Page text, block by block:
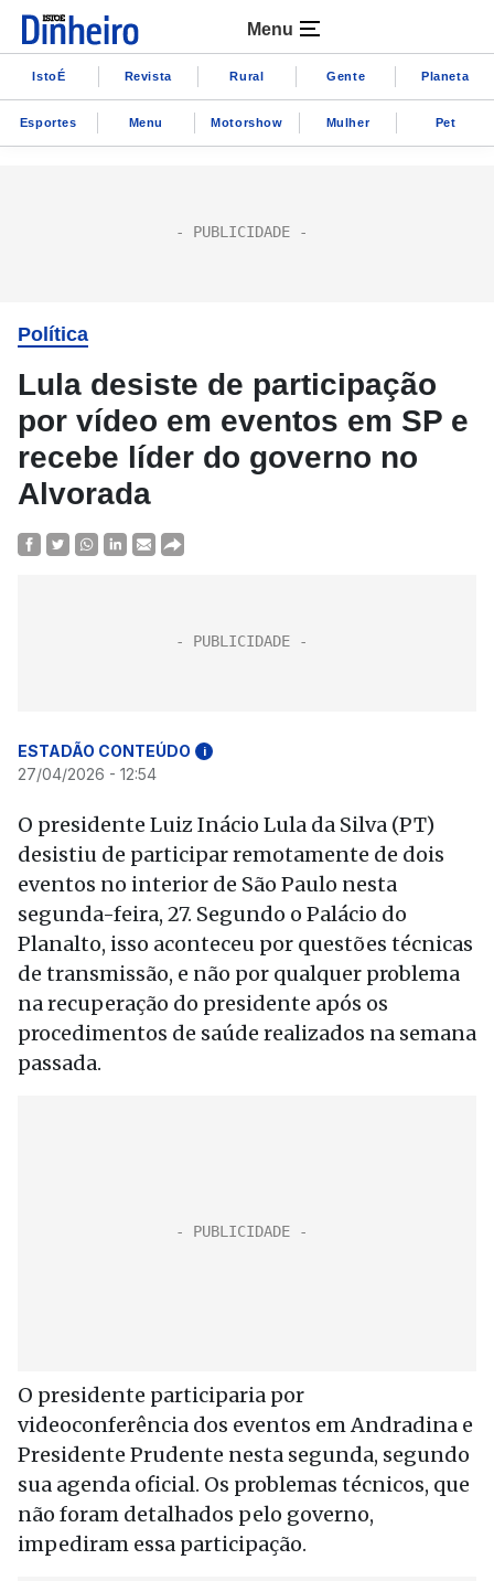
Menu
IstoÉ Revista Rural Gente Planeta
Esportes Menu Motorshow Mulher Pet
Política
Lula desiste de participação
por vídeo em eventos em SP e
recebe líder do governo no
Alvorada
ESTADÃO CONTEÚDO i
27/04/2026 - 12:54
O presidente Luiz Inácio Lula da Silva (PT)
desistiu de participar remotamente de dois
eventos no interior de São Paulo nesta
segunda-feira, 27. Segundo o Palácio do
Planalto, isso aconteceu por questões técnicas
de transmissão, e não por qualquer problema
na recuperação do presidente após os
procedimentos de saúde realizados na semana
passada.
O presidente participaria por
videoconferência dos eventos em Andradina e
Presidente Prudente nesta segunda, segundo
sua agenda oficial. Os problemas técnicos, que
não foram detalhados pelo governo,
impediram essa participação.